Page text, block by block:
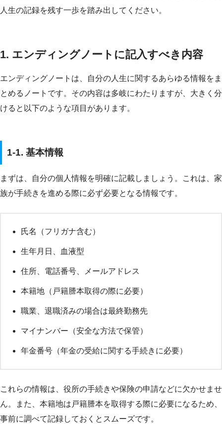
人生の記録を残す一歩を踏み出してください。
1. エンディングノートに記入すべき内容
エンディングノートは、自分の人生に関するあらゆる情報をま
とめるノートです。その内容は多岐にわたりますが、大きく分
けると以下のような項目があります。
1-1. 基本情報
まずは、自分の個人情報を明確に記載しましょう。これは、家
族が手続きを進める際に必ず必要となる情報です。
氏名（フリガナ含む）
生年月日、血液型
住所、電話番号、メールアドレス
本籍地（戸籍謄本取得の際に必要）
職業、退職済みの場合は最終勤務先
マイナンバー（安全な方法で保管）
年金番号（年金の受給に関する手続きに必要）
これらの情報は、役所の手続きや保険の申請などに欠かせませ
ん。また、本籍地は戸籍謄本を取得する際に必要になるため、
事前に調べて記録しておくとスムーズです。